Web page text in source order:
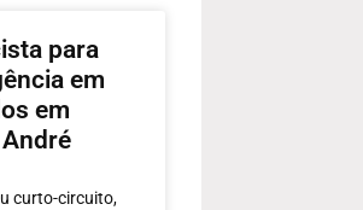
para
em
em
curto-circuito,